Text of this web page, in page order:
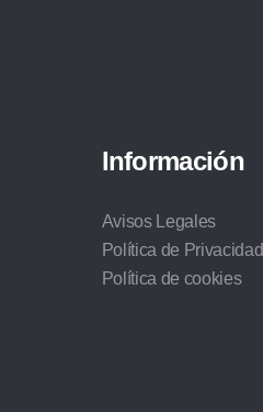
Información
Avisos Legales
Política de Privacidad
Política de cookies